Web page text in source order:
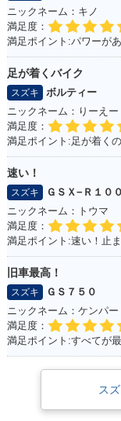
ニックネーム：キノ
満足度：
満足ポイント:パワーが
足が着くバイク
スズキ
ボルティー
ニックネーム：りーえー
満足度：
満足ポイント:足が着く
速い！
スズキ
ＧＳＸ−Ｒ１０
ニックネーム：トウマ
満足度：
満足ポイント:速い！止
旧車最高！
スズキ
ＧＳ７５０
ニックネーム：ケンパー
満足度：
満足ポイント:すべてが
ス